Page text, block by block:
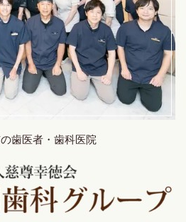
歯医者・歯科医院